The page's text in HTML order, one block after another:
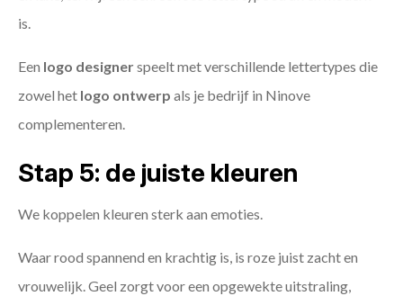
is.
Een logo designerspeelt met verschillende lettertypes die
zowel het logo ontwerp als je bedrijf in Ninove
complementeren.
Stap 5: de juiste kleuren
We koppelen kleuren sterk aan emoties.
Waar rood spannend en krachtig is, is roze juist zacht en
vrouwelijk. Geel zorgt voor een opgewekte uitstraling,